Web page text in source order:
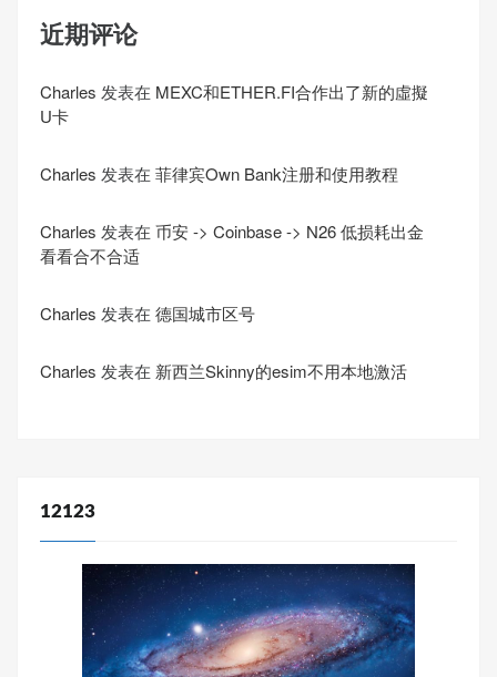
近期评论
Charles 发表在 MEXC和ETHER.FI合作出了新的虛擬
U卡
Charles 发表在 菲律宾Own Bank注册和使用教程
Charles 发表在 币安 -> Coinbase -> N26 低损耗出金
看看合不合适
Charles 发表在 德国城市区号
Charles 发表在 新西兰Skinny的esim不用本地激活
12123